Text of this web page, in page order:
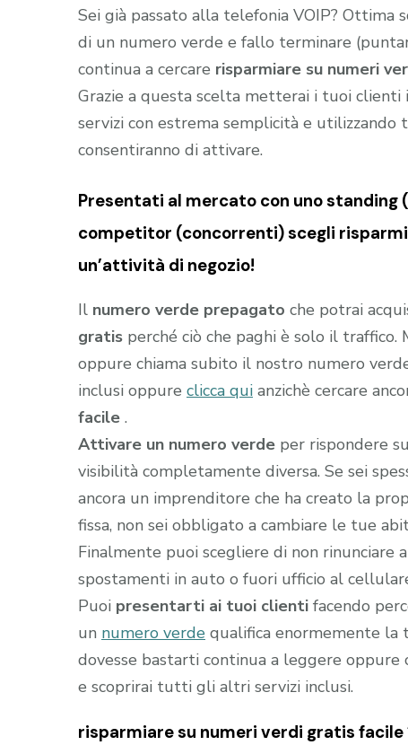
Sei già passato alla telefonia VOIP? Ottima
di un numero verde e fallo terminare
continua a cercare risparmiare su numeri
Grazie a questa scelta metterai i tuoi
servizi con estrema semplicità e
consentiranno di attivare.
Presentati al mercato con uno
competitor (concorrenti) scegli
un’attività di negozio!
Il numero verde prepagato che potrai
gratis perché ciò che paghi è solo il traffico.
oppure chiama subito il nostro numero
inclusi oppure clicca qui anzichè cercare
facile .
Attivare un numero verde per rispondere
visibilità completamente diversa. Se sei
ancora un imprenditore che ha creato la
fissa, non sei obbligato a cambiare le tue
Finalmente puoi scegliere di non
spostamenti in auto o fuori ufficio al
Puoi presentarti ai tuoi clienti facendo
un numero verde qualifica enormemente la
dovesse bastarti continua a leggere
e scoprirai tutti gli altri servizi inclusi.
risparmiare su numeri verdi gratis facile